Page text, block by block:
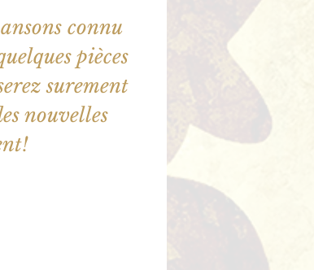
connu
pièces
surement
nouvelles